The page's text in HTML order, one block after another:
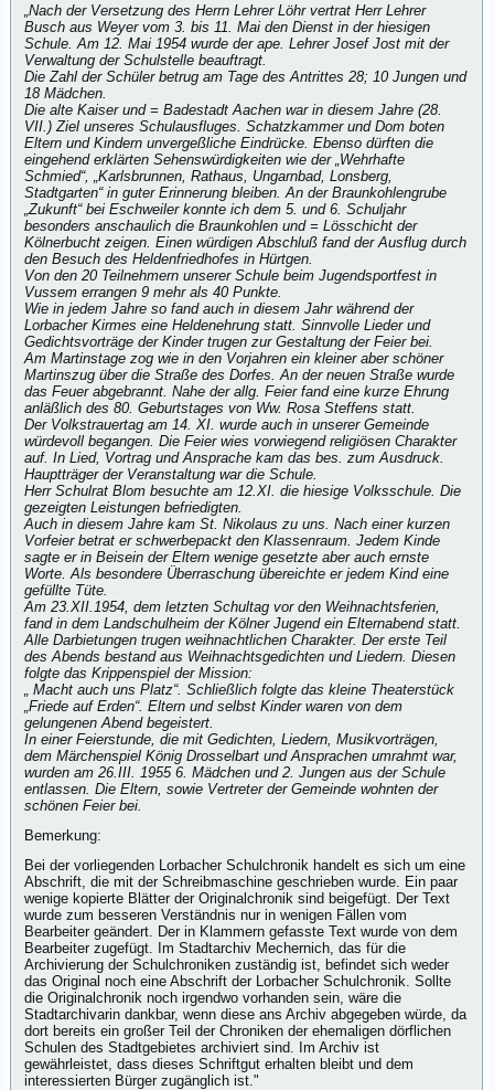
„Nach der Versetzung des Herrn Lehrer Löhr vertrat Herr Lehrer
Busch aus Weyer vom 3. bis 11. Mai den Dienst in der hiesigen
Schule. Am 12. Mai 1954 wurde der ape. Lehrer Josef Jost mit der
Verwaltung der Schulstelle beauftragt.
Die Zahl der Schüler betrug am Tage des Antrittes 28; 10 Jungen und
18 Mädchen.
Die alte Kaiser und = Badestadt Aachen war in diesem Jahre (28.
VII.) Ziel unseres Schulausfluges. Schatzkammer und Dom boten
Eltern und Kindern unvergeßliche Eindrücke. Ebenso dürften die
eingehend erklärten Sehenswürdigkeiten wie der „Wehrhafte
Schmied“, „Karlsbrunnen, Rathaus, Ungarnbad, Lonsberg,
Stadtgarten“ in guter Erinnerung bleiben. An der Braunkohlengrube
„Zukunft“ bei Eschweiler konnte ich dem 5. und 6. Schuljahr
besonders anschaulich die Braunkohlen und = Lösschicht der
Kölnerbucht zeigen. Einen würdigen Abschluß fand der Ausflug durch
den Besuch des Heldenfriedhofes in Hürtgen.
Von den 20 Teilnehmern unserer Schule beim Jugendsportfest in
Vussem errangen 9 mehr als 40 Punkte.
Wie in jedem Jahre so fand auch in diesem Jahr während der
Lorbacher Kirmes eine Heldenehrung statt. Sinnvolle Lieder und
Gedichtsvorträge der Kinder trugen zur Gestaltung der Feier bei.
Am Martinstage zog wie in den Vorjahren ein kleiner aber schöner
Martinszug über die Straße des Dorfes. An der neuen Straße wurde
das Feuer abgebrannt. Nahe der allg. Feier fand eine kurze Ehrung
anläßlich des 80. Geburtstages von Ww. Rosa Steffens statt.
Der Volkstrauertag am 14. XI. wurde auch in unserer Gemeinde
würdevoll begangen. Die Feier wies vorwiegend religiösen Charakter
auf. In Lied, Vortrag und Ansprache kam das bes. zum Ausdruck.
Hauptträger der Veranstaltung war die Schule.
Herr Schulrat Blom besuchte am 12.XI. die hiesige Volksschule. Die
gezeigten Leistungen befriedigten.
Auch in diesem Jahre kam St. Nikolaus zu uns. Nach einer kurzen
Vorfeier betrat er schwerbepackt den Klassenraum. Jedem Kinde
sagte er in Beisein der Eltern wenige gesetzte aber auch ernste
Worte. Als besondere Überraschung übereichte er jedem Kind eine
gefüllte Tüte.
Am 23.XII.1954, dem letzten Schultag vor den Weihnachtsferien,
fand in dem Landschulheim der Kölner Jugend ein Elternabend statt.
Alle Darbietungen trugen weihnachtlichen Charakter. Der erste Teil
des Abends bestand aus Weihnachtsgedichten und Liedern. Diesen
folgte das Krippenspiel der Mission:
„ Macht auch uns Platz“. Schließlich folgte das kleine Theaterstück
„Friede auf Erden“. Eltern und selbst Kinder waren von dem
gelungenen Abend begeistert.
In einer Feierstunde, die mit Gedichten, Liedern, Musikvorträgen,
dem Märchenspiel König Drosselbart und Ansprachen umrahmt war,
wurden am 26.III. 1955 6. Mädchen und 2. Jungen aus der Schule
entlassen. Die Eltern, sowie Vertreter der Gemeinde wohnten der
schönen Feier bei.
Bemerkung:
Bei der vorliegenden Lorbacher Schulchronik handelt es sich um eine
Abschrift, die mit der Schreibmaschine geschrieben wurde. Ein paar
wenige kopierte Blätter der Originalchronik sind beigefügt. Der Text
wurde zum besseren Verständnis nur in wenigen Fällen vom
Bearbeiter geändert. Der in Klammern gefasste Text wurde von dem
Bearbeiter zugefügt. Im Stadtarchiv Mechernich, das für die
Archivierung der Schulchroniken zuständig ist, befindet sich weder
das Original noch eine Abschrift der Lorbacher Schulchronik. Sollte
die Originalchronik noch irgendwo vorhanden sein, wäre die
Stadtarchivarin dankbar, wenn diese ans Archiv abgegeben würde, da
dort bereits ein großer Teil der Chroniken der ehemaligen dörflichen
Schulen des Stadtgebietes archiviert sind. Im Archiv ist
gewährleistet, dass dieses Schriftgut erhalten bleibt und dem
interessierten Bürger zugänglich ist."